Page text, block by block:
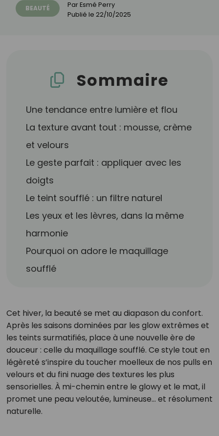
BEAUTÉ ParEsmé Perry
Publié le 22/10/2025
Sommaire
Une tendance entre lumière et flou
La texture avant tout : mousse, crème
et velours
Le geste parfait : appliquer avec les
doigts
Le teint soufflé : un filtre naturel
Les yeux et les lèvres, dans la même
harmonie
Pourquoi on adore le maquillage
soufflé
Cet hiver, la beauté se met au diapason du confort.
Après les saisons dominées par les glow extrêmes et
les teints surmatifiés, place à une nouvelle ère de
douceur : celle du maquillage soufflé. Ce style tout en
légèreté s’inspire du toucher moelleux de nos pulls en
velours et du fini nuage des textures les plus
sensorielles. À mi-chemin entre le glowy et le mat, il
promet une peau veloutée, lumineuse… et résolument
naturelle.